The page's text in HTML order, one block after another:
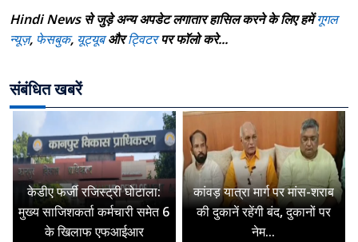
Hindi News से जुड़े अन्य अपडेट लगातार हासिल करने के लिए हमेंगूगल
न्यूज़, फेसबुक, यूट्यूबऔरट्विटरपर फॉलो करे...
संबंधित खबरें
केडीए फर्जी रजिस्ट्री घोटाला:
मुख्य साजिशकर्ता कर्मचारी समेत 6
के खिलाफ एफआईआर
कांवड़ यात्रा मार्ग पर मांस-शराब
की दुकानें रहेंगी बंद, दुकानों पर
नेम...